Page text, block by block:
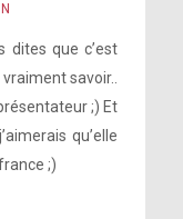
dites que c’est
savoir..
;) Et
qu’elle
;)